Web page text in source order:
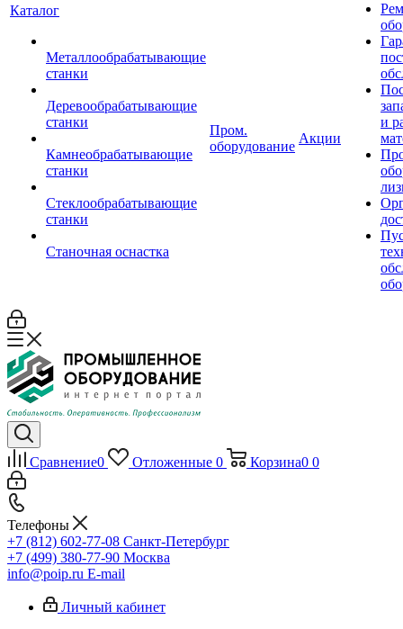
Каталог
Металлообрабатывающие
станки
Деревообрабатывающие
станки
Камнеобрабатывающие
станки
Стеклообрабатывающие
станки
Станочная оснастка
Пром.
оборудование
Акции
и
Сравнение0 Отложенные 0 Корзина0 0
Телефоны
+7 (812) 602-77-08 Санкт-Петербург
+7 (499) 380-77-90 Москва
info@poip.ru E-mail
Личный кабинет